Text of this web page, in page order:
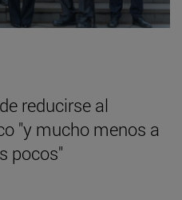
reducirse al
"y mucho menos a
pocos"